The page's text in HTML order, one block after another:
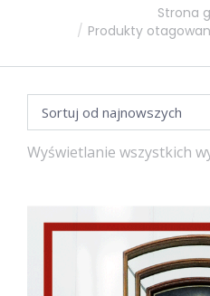
Strona
Produkty
Wyświetlanie wszystkich